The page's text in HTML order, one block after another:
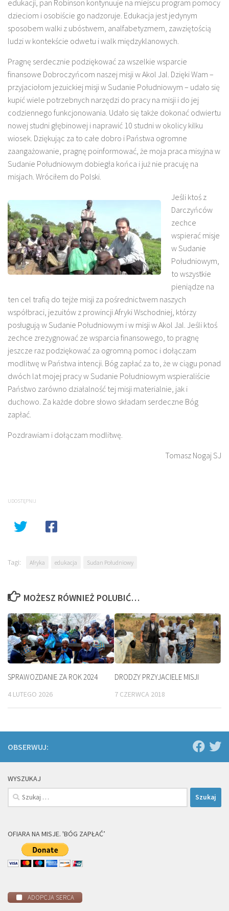
edukacji, pan Robinson kontynuuje na miejscu program pomocy
dzieciom i osobiście go nadzoruje. Edukacja jest jedynym
sposobem walki z ubóstwem, analfabetyzmem, zawziętością
ludzi w kontekście odwetu i walk międzyklanowych.
Pragnę serdecznie podziękować za wszelkie wsparcie
finansowe Dobroczyńcom naszej misji w Akol Jal. Dzięki Wam –
przyjaciołom jezuickiej misji w Sudanie Południowym – udało się
kupić wiele potrzebnych narzędzi do pracy na misji i do jej
codziennego funkcjonowania. Udało się także dokonać odwiertu
nowej studni głębinowej i naprawić 10 studni w okolicy kilku
wiosek. Dziękując za to całe dobro i Państwa ogromne
zaangażowanie, pragnę poinformować, że moja praca misyjna w
Sudanie Południowym dobiegła końca i już nie pracuję na
misjach. Wróciłem do Polski.
Jeśli ktoś z
Darczyńców
zechce
wspierać misje
w Sudanie
Południowym,
to wszystkie
pieniądze na
ten cel trafią do tejże misji za pośrednictwem naszych
współbraci, jezuitów z prowincji Afryki Wschodniej, którzy
posługują w Sudanie Południowym i w misji w Akol Jal. Jeśli ktoś
zechce zrezygnować ze wsparcia finansowego, to pragnę
jeszcze raz podziękować za ogromną pomoc i dołączam
modlitwę w Państwa intencji. Bóg zapłać za to, że w ciągu ponad
dwóch lat mojej pracy w Sudanie Południowym wspieraliście
Państwo zarówno działalność tej misji materialnie, jak i
duchowo. Za każde dobre słowo składam serdeczne Bóg
zapłać.
Pozdrawiam i dołączam modlitwę.
Tomasz Nogaj SJ
UDOSTĘPNIJ
Tagi: Afryka edukacja Sudan Południowy
MOŻESZ RÓWNIEŻ POLUBIĆ…
SPRAWOZDANIE ZA ROK 2024
4 LUTEGO 2026
DRODZY PRZYJACIELE MISJI
7 CZERWCA 2018
OBSERWUJ:
WYSZUKAJ
Szukaj:
OFIARA NA MISJE. 'BÓG ZAPŁAĆ’
ADOPCJA SERCA